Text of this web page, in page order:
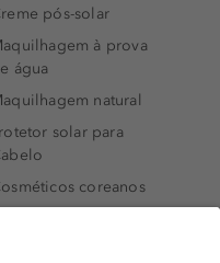
pós-solar
à prova
água
natural
solar para
coreanos